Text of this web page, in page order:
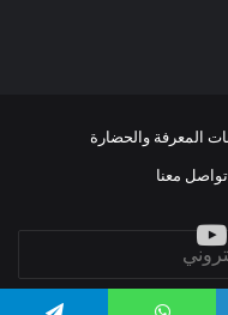
المعرفة والحضارة
تواصل معنا
‫YouTube